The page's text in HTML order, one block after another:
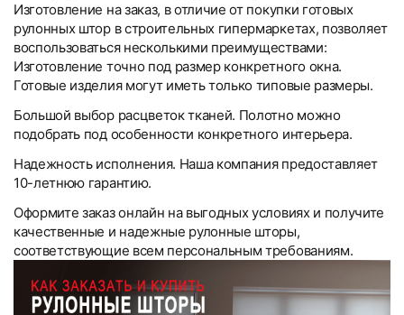
Изготовление на заказ, в отличие от покупки готовых
рулонных штор в строительных гипермаркетах, позволяет
воспользоваться несколькими преимуществами:
Изготовление точно под размер конкретного окна.
Готовые изделия могут иметь только типовые размеры.
Большой выбор расцветок тканей. Полотно можно
подобрать под особенности конкретного интерьера.
Надежность исполнения. Наша компания предоставляет
10-летнюю гарантию.
Оформите заказ онлайн на выгодных условиях и получите
качественные и надежные рулонные шторы,
соответствующие всем персональным требованиям.